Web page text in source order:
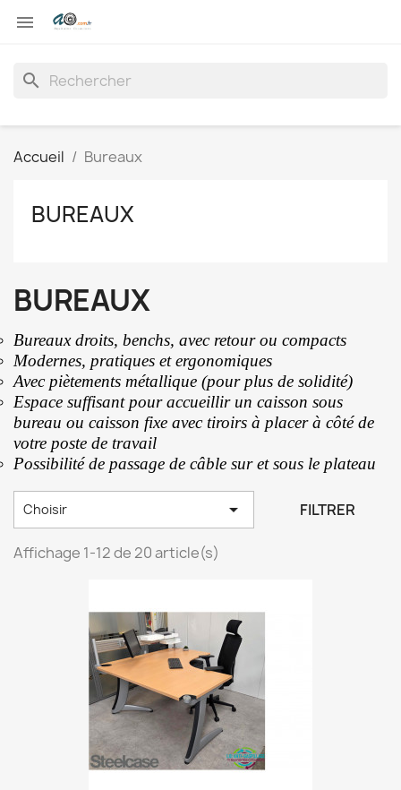

search
Accueil Bureaux
BUREAUX
BUREAUX
Bureaux droits, benchs, avec retour ou compacts
Modernes, pratiques et ergonomiques
Avec piètements métallique (pour plus de solidité)
Espace suffisant pour accueillir un caisson sous
bureau ou caisson fixe avec tiroirs à placer à côté de
votre poste de travail
Possibilité de passage de câble sur et sous le plateau
Choisir  FILTRER
Affichage 1-12 de 20 article(s)